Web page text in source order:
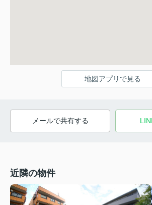
地図アプリで見る
メールで共有する
近隣の物件